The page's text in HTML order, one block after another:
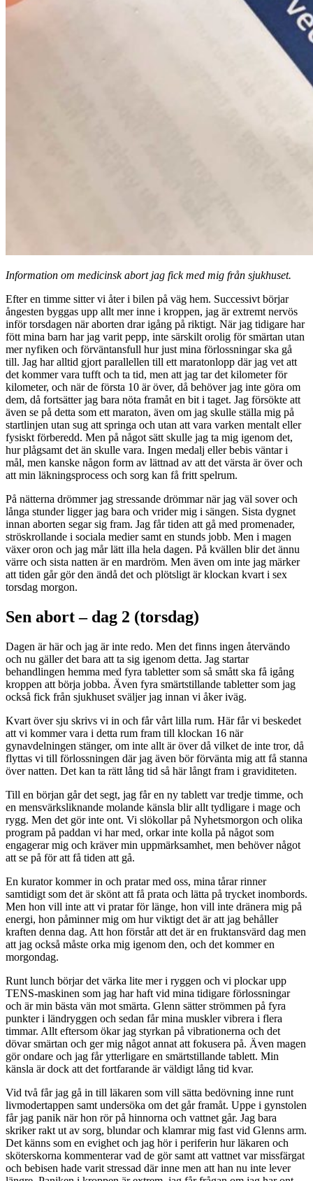
Information om medicinsk abort jag fick med mig från sjukhuset.
Efter en timme sitter vi åter i bilen på väg hem. Successivt börjar
ångesten byggas upp allt mer inne i kroppen, jag är extremt nervös
inför torsdagen när aborten drar igång på riktigt. När jag tidigare har
fött mina barn har jag varit pepp, inte särskilt orolig för smärtan utan
mer nyfiken och förväntansfull hur just mina förlossningar ska gå
till. Jag har alltid gjort parallellen till ett maratonlopp där jag vet att
det kommer vara tufft och ta tid, men att jag tar det kilometer för
kilometer, och när de första 10 är över, då behöver jag inte göra om
dem, då fortsätter jag bara nöta framåt en bit i taget. Jag försökte att
även se på detta som ett maraton, även om jag skulle ställa mig på
startlinjen utan sug att springa och utan att vara varken mentalt eller
fysiskt förberedd. Men på något sätt skulle jag ta mig igenom det,
hur plågsamt det än skulle vara. Ingen medalj eller bebis väntar i
mål, men kanske någon form av lättnad av att det värsta är över och
att min läkningsprocess och sorg kan få fritt spelrum.
På nätterna drömmer jag stressande drömmar när jag väl sover och
långa stunder ligger jag bara och vrider mig i sängen. Sista dygnet
innan aborten segar sig fram. Jag får tiden att gå med promenader,
ströskrollande i sociala medier samt en stunds jobb. Men i magen
växer oron och jag mår lätt illa hela dagen. På kvällen blir det ännu
värre och sista natten är en mardröm. Men även om inte jag märker
att tiden går gör den ändå det och plötsligt är klockan kvart i sex
torsdag morgon.
Sen abort – dag 2 (torsdag)
Dagen är här och jag är inte redo. Men det finns ingen återvändo
och nu gäller det bara att ta sig igenom detta. Jag startar
behandlingen hemma med fyra tabletter som så smått ska få igång
kroppen att börja jobba. Även fyra smärtstillande tabletter som jag
också fick från sjukhuset sväljer jag innan vi åker iväg.
Kvart över sju skrivs vi in och får vårt lilla rum. Här får vi beskedet
att vi kommer vara i detta rum fram till klockan 16 när
gynavdelningen stänger, om inte allt är över då vilket de inte tror, då
flyttas vi till förlossningen där jag även bör förvänta mig att få stanna
över natten. Det kan ta rätt lång tid så här långt fram i graviditeten.
Till en början går det segt, jag får en ny tablett var tredje timme, och
en mensvärksliknande molande känsla blir allt tydligare i mage och
rygg. Men det gör inte ont. Vi slökollar på Nyhetsmorgon och olika
program på paddan vi har med, orkar inte kolla på något som
engagerar mig och kräver min uppmärksamhet, men behöver något
att se på för att få tiden att gå.
En kurator kommer in och pratar med oss, mina tårar rinner
samtidigt som det är skönt att få prata och lätta på trycket inombords.
Men hon vill inte att vi pratar för länge, hon vill inte dränera mig på
energi, hon påminner mig om hur viktigt det är att jag behåller
kraften denna dag. Att hon förstår att det är en fruktansvärd dag men
att jag också måste orka mig igenom den, och det kommer en
morgondag.
Runt lunch börjar det värka lite mer i ryggen och vi plockar upp
TENS-maskinen som jag har haft vid mina tidigare förlossningar
och är min bästa vän mot smärta. Glenn sätter strömmen på fyra
punkter i ländryggen och sedan får mina muskler vibrera i flera
timmar. Allt eftersom ökar jag styrkan på vibrationerna och det
dövar smärtan och ger mig något annat att fokusera på. Även magen
gör ondare och jag får ytterligare en smärtstillande tablett. Min
känsla är dock att det fortfarande är väldigt lång tid kvar.
Vid två får jag gå in till läkaren som vill sätta bedövning inne runt
livmodertappen samt undersöka om det går framåt. Uppe i gynstolen
får jag panik när hon rör på hinnorna och vattnet går. Jag bara
skriker rakt ut av sorg, blundar och klamrar mig fast vid Glenns arm.
Det känns som en evighet och jag hör i periferin hur läkaren och
sköterskorna kommenterar vad de gör samt att vattnet var missfärgat
och bebisen hade varit stressad där inne men att han nu inte lever